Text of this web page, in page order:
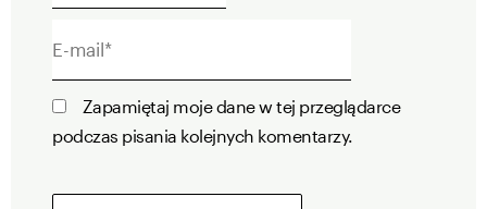
mail*
Zapamiętaj moje dane w tej przeglądarce
podczas pisania kolejnych komentarzy.